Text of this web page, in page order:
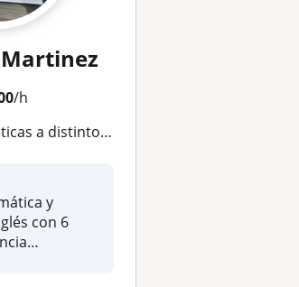
/h
de parte de una matemática UD
y
con 6